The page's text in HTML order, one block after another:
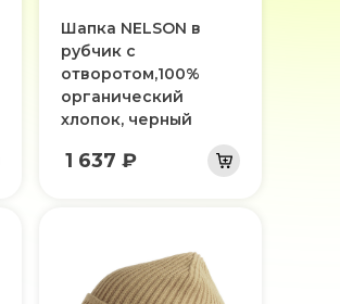
Шапка NELSON в
рубчик с
отворотом,100%
органический
хлопок, черный
1 637 ₽